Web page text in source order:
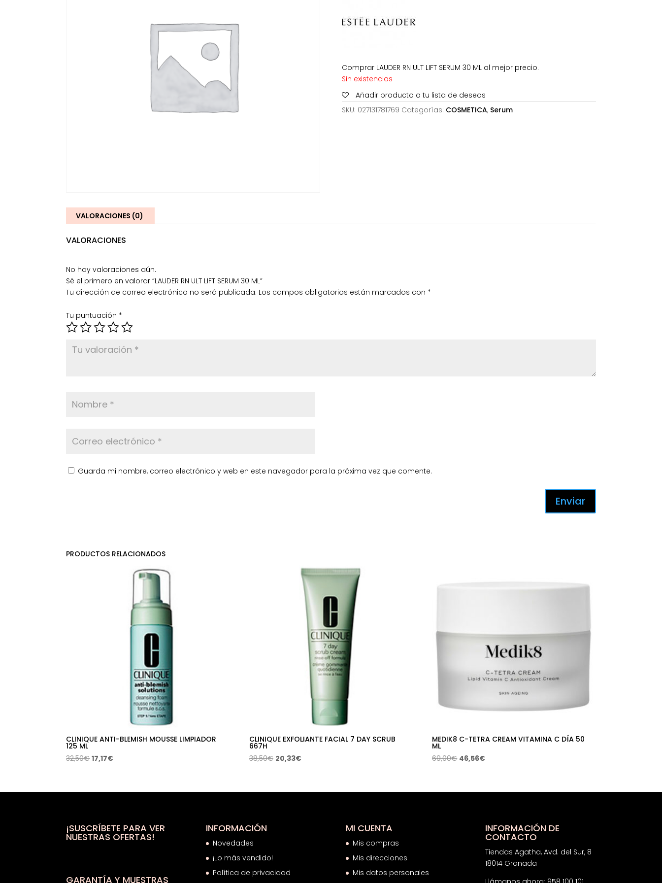
Comprar LAUDER RN ULT LIFT SERUM 30 ML al mejor precio.
Sin existencias
Añadir producto a tu lista de deseos
SKU: 027131781769 Categorías: COSMETICA, Serum
VALORACIONES (0)
VALORACIONES
No hay valoraciones aún.
Sé el primero en valorar “LAUDER RN ULT LIFT SERUM 30 ML”
Tu dirección de correo electrónico no será publicada. Los campos obligatorios están marcados con *
Tu puntuación *
Guarda mi nombre, correo electrónico y web en este navegador para la próxima vez que comente.
PRODUCTOS RELACIONADOS
CLINIQUE ANTI-BLEMISH MOUSSE LIMPIADOR
125 ML
32,50€El
era:
17,17€El
es:
CLINIQUE EXFOLIANTE FACIAL 7 DAY SCRUB
667H
38,50€ El
era:
20,33€El
es:
MEDIK8 C-TETRA CREAM VITAMINA C DÍA 50
ML
69,00€ El
era:
46,56€El
es:
¡SUSCRÍBETE PARA VER
NUESTRAS OFERTAS!
GARANTÍA Y MUESTRAS
INFORMACIÓN
Novedades
¡Lo más vendido!
Política de privacidad
MI CUENTA
Mis compras
Mis direcciones
Mis datos personales
INFORMACIÓN DE
CONTACTO
Tiendas Agatha, Avd. del Sur, 8
18014 Granada